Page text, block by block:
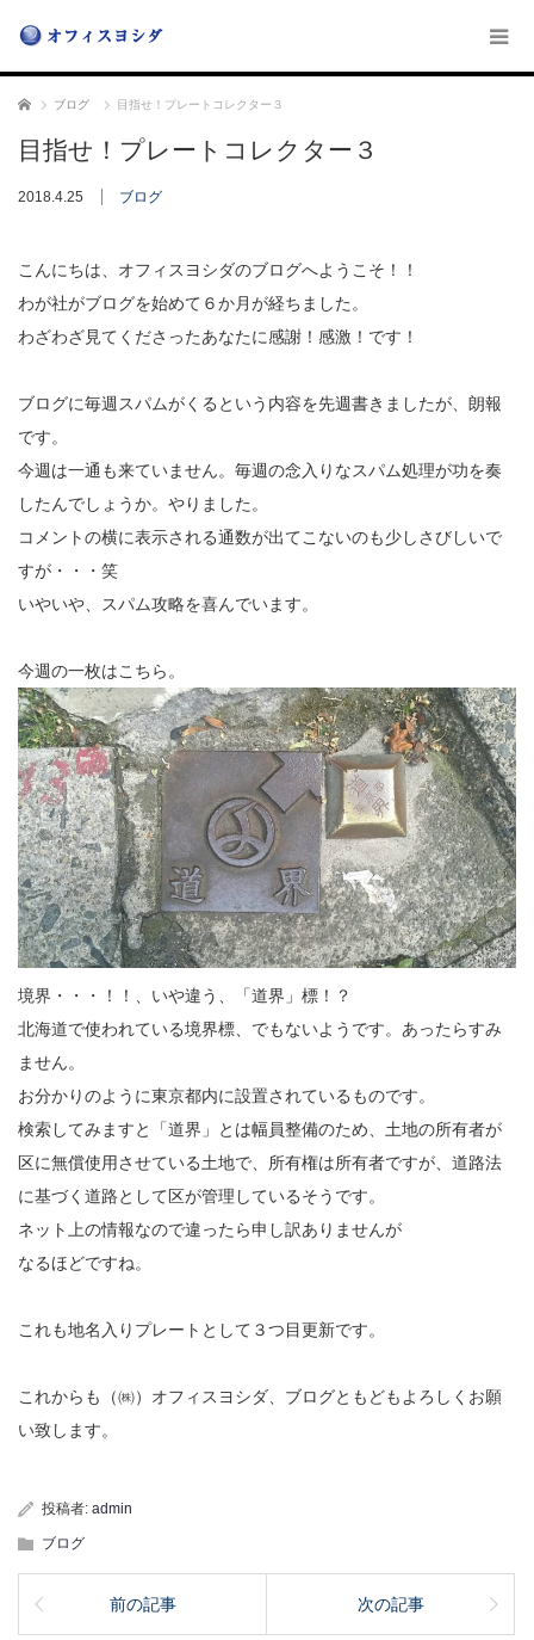
ホーム ブログ 目指せ！プレートコレクター３
目指せ！プレートコレクター３
2018.4.25 ブログ
こんにちは、オフィスヨシダのブログへようこそ！！
わが社がブログを始めて６か月が経ちました。
わざわざ見てくださったあなたに感謝！感激！です！
ブログに毎週スパムがくるという内容を先週書きましたが、朗報
です。
今週は一通も来ていません。毎週の念入りなスパム処理が功を奏
したんでしょうか。やりました。
コメントの横に表示される通数が出てこないのも少しさびしいで
すが・・・笑
いやいや、スパム攻略を喜んでいます。
今週の一枚はこちら。
境界・・・！！、いや違う、「道界」標！？
北海道で使われている境界標、でもないようです。あったらすみ
ません。
お分かりのように東京都内に設置されているものです。
検索してみますと「道界」とは幅員整備のため、土地の所有者が
区に無償使用させている土地で、所有権は所有者ですが、道路法
に基づく道路として区が管理しているそうです。
ネット上の情報なので違ったら申し訳ありませんが
なるほどですね。
これも地名入りプレートとして３つ目更新です。
これからも（㈱）オフィスヨシダ、ブログともどもよろしくお願
い致します。
投稿者: admin
ブログ
前の記事 次の記事